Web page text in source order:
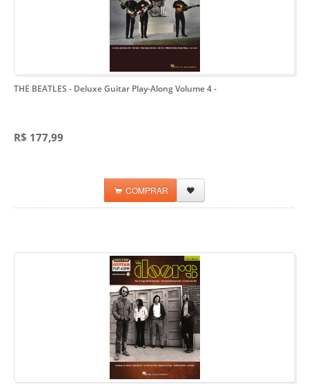
THE BEATLES - Deluxe Guitar Play-Along Volume 4-
R$ 177,99
COMPRAR